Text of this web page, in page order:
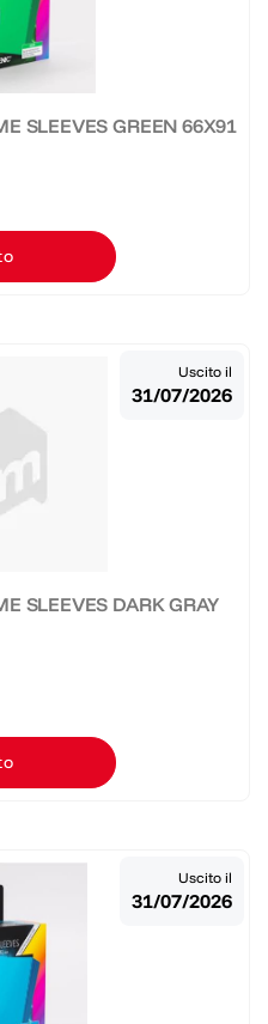
SLEEVES GREEN 66X91
SLEEVES DARK GRAY
Uscito il
31/07/2026
Uscito il
31/07/2026